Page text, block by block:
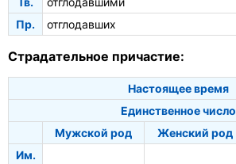
Пр.
отглодавших
Страдательное причастие:
Настоящее время
Единственное число
Мужской род
Женский род
Им.